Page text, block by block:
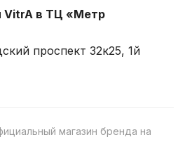
в ТЦ «Метр
проспект 32к25, 1й
магазин бренда на